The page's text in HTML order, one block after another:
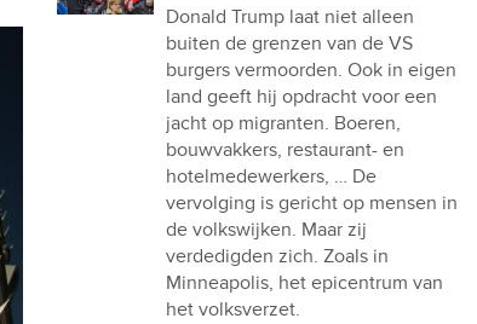
Donald Trump laat niet alleen
buiten de grenzen van de VS
burgers vermoorden. Ook in eigen
land geeft hij opdracht voor een
jacht op migranten. Boeren,
bouwvakkers, restaurant- en
hotelmedewerkers, … De
vervolging is gericht op mensen in
de volkswijken. Maar zij
verdedigden zich. Zoals in
Minneapolis, het epicentrum van
het volksverzet.